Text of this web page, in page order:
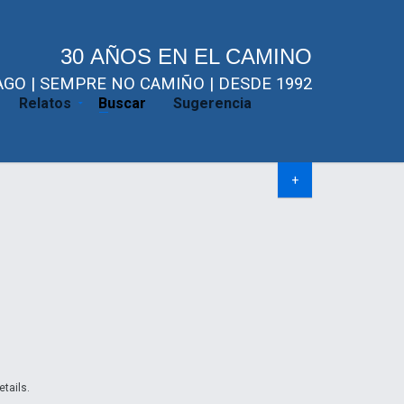
30 AÑOS EN EL CAMINO
| SEMPRE NO CAMIÑO | DESDE 1992
Relatos Buscar Sugerencia
+